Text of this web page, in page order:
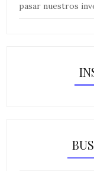
pasar nuestros